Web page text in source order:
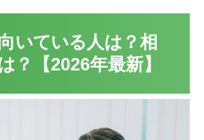
いている人は？相
？【2026年最新】